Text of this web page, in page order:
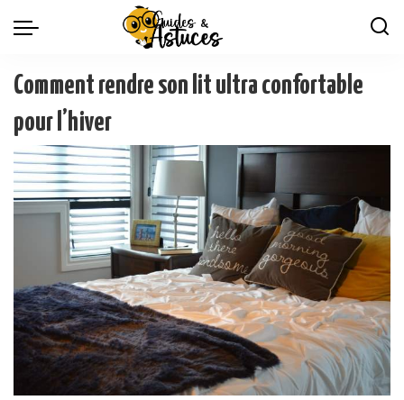
Comment rendre son lit ultra confortable
pour l’hiver